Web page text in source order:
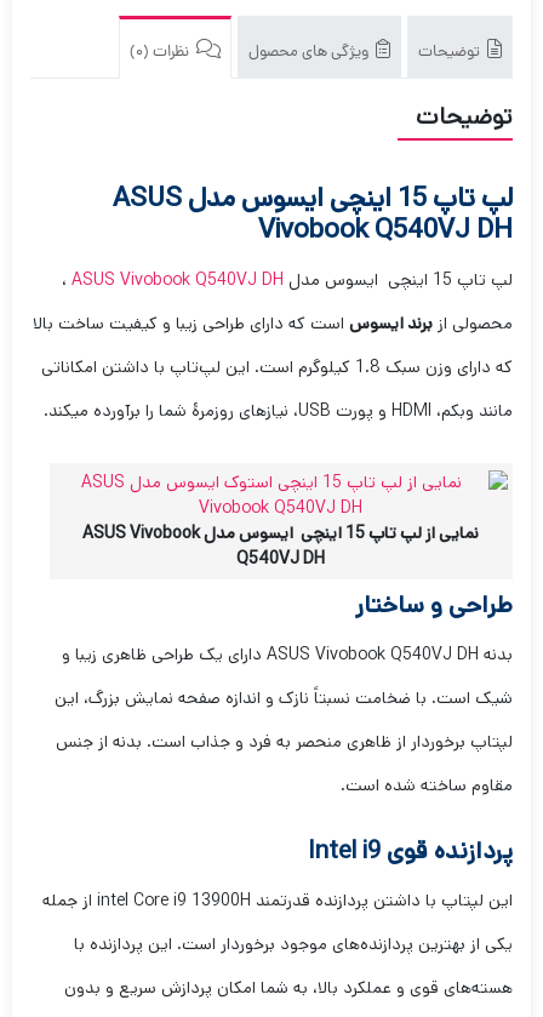
توضیحات ویژگی های محصول نظرات (0)
توضیحات
لپ تاپ 15 اینچی ایسوس مدل ASUS
Vivobook Q540VJ DH
لپ تاپ 15 اینچی ایسوس مدل ASUS Vivobook Q540VJ DH ،
محصولی از برند ایسوس است که دارای طراحی زیبا و کیفیت ساخت بالا
که دارای وزن سبک 1.8 کیلوگرم است. این لپ‌تاپ با داشتن امکاناتی
مانند وبکم، HDMI و پورت USB، نیازهای روزمرهٔ شما را برآورده میکند.
نمایی از لپ تاپ 15 اینچی ایسوس مدل ASUS Vivobook
Q540VJ DH
طراحی و ساختار
بدنه ASUS Vivobook Q540VJ DH دارای یک طراحی ظاهری زیبا و
شیک است. با ضخامت نسبتاً نازک و اندازه صفحه نمایش بزرگ، این
لپتاپ برخوردار از ظاهری منحصر به فرد و جذاب است. بدنه از جنس
مقاوم ساخته شده است.
پردازنده قوی Intel i9
این لپتاپ با داشتن پردازنده قدرتمند intel Core i9 13900H از جمله
یکی از بهترین پردازنده‌های موجود برخوردار است. این پردازنده با
هسته‌های قوی و عملکرد بالا، به شما امکان پردازش سریع و بدون